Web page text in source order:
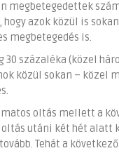
megbetegedettek
azok közül is
megbetegedés is.
százaléka (közel
közül sokan – közel
oltás mellett a
utáni két hét
Tehát a